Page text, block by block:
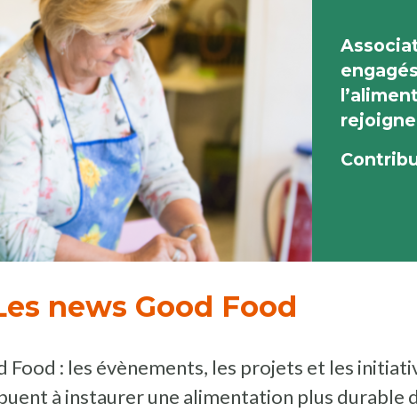
news Good Food
Food : les évènements, les projets et les
à instaurer une alimentation plus durable